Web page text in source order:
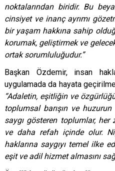
noktalarından biridir. Bu
cinsiyet ve inanç ayrımı
bir yaşam hakkına sahip
korumak, geliştirmek ve
ortak sorumluluğudur.”
Başkan Özdemir, insan
uygulamada da hayata
“Adaletin, eşitliğin ve
toplumsal barışın ve
saygı gösteren toplumlar,
ve daha refah içinde olur.
haklarına saygıyı temel ilke
eşit ve adil hizmet almasını